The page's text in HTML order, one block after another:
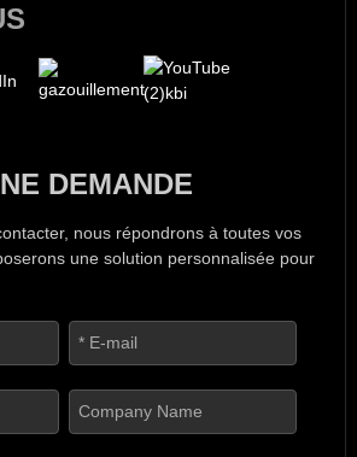
DEMANDE
nous répondrons à toutes vos
une solution personnalisée pour